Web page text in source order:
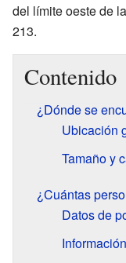
del límite oeste de
213.
Contenido
¿Dónde se
Ubicación
Tamaño y
¿Cuántas
Datos de